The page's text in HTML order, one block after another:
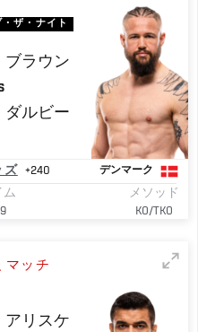
ザ・ナイト
ブラウン
ダルビー
ズ +240 デンマーク
ム
メソッド
KO/TKO
マッチ
アリスケ